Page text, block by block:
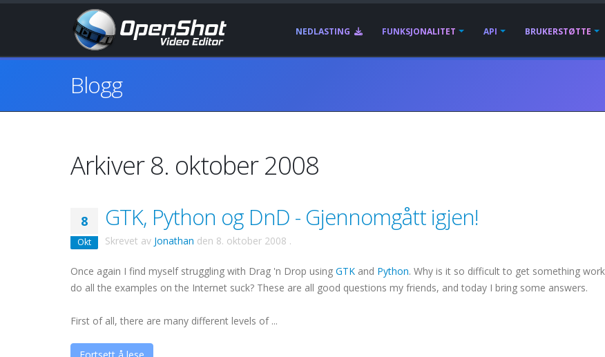
NEDLASTING FUNKSJONALITET API BRUKERSTØTTE
Blogg
Arkiver 8. oktober 2008
8
Okt
GTK, Python og DnD - Gjennomgått igjen!
Skrevet av Jonathan den 8. oktober 2008 .
Once again I find myself struggling with Drag 'n Drop using GTK and Python. Why is it so difficult to get something
do all the examples on the Internet suck? These are all good questions my friends, and today I bring some answers.
First of all, there are many different levels of ...